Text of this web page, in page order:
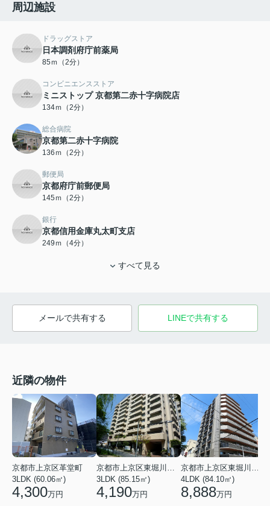
周辺施設
ドラッグストア
日本調剤府庁前薬局
85ｍ（2分）
コンビニエンスストア
ミニストップ 京都第二赤十字病院店
134ｍ（2分）
総合病院
京都第二赤十字病院
136ｍ（2分）
郵便局
京都府庁前郵便局
145ｍ（2分）
銀行
京都信用金庫丸太町支店
249ｍ（4分）
すべて見る
メールで共有する LINEで共有する
近隣の物件
京都市上京区革堂町
3LDK (60.06㎡)
4,300万円
3LDK (85.15㎡)
4,190万円
4LDK (84.10㎡)
8,888万円